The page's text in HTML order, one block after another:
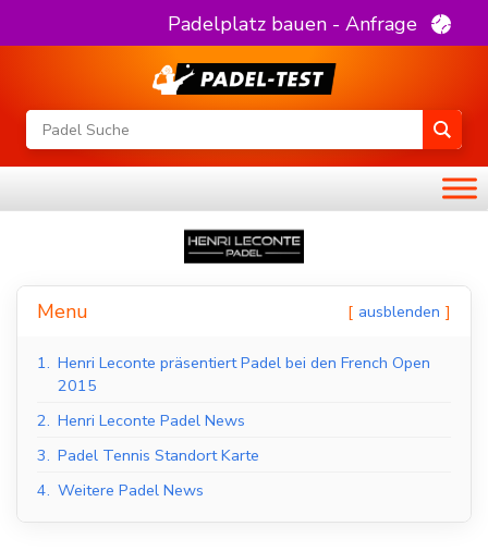
Padelplatz bauen - Anfrage
Menu ausblenden
1. Henri Leconte präsentiert Padel bei den French Open
2015
2. Henri Leconte Padel News
3. Padel Tennis Standort Karte
4. Weitere Padel News